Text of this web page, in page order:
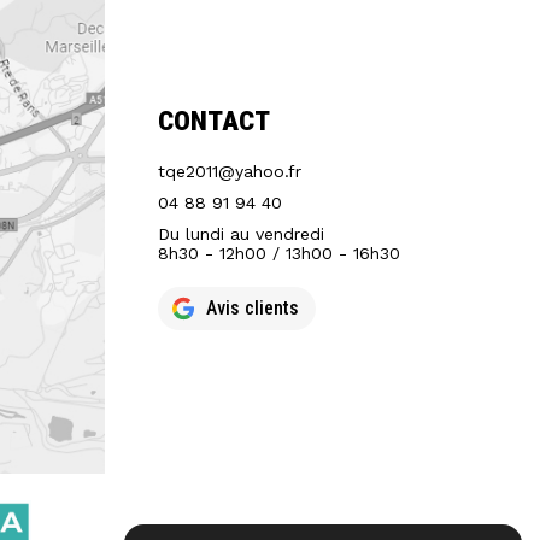
CONTACT
tqe2011@yahoo.fr
04 88 91 94 40
Du lundi au vendredi
8h30 - 12h00 / 13h00 - 16h30
Avis clients